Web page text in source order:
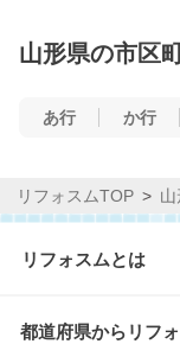
山形県の市区
あ行 か行
リフォスムTOP
リフォスムとは
都道府県からリフ